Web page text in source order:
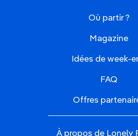
Où partir ?
Magazine
Idées de week-
FAQ
Offres
À propos de Lonely